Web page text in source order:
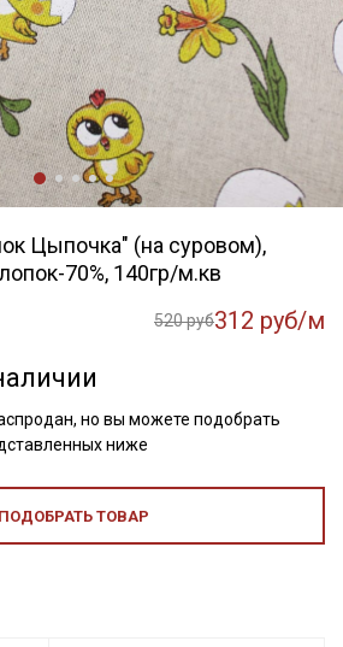
Цыпочка" (на суровом),
70%, 140гр/м.кв
520 руб312 руб/м
но вы можете подобрать
ниже
ПОДОБРАТЬ ТОВАР